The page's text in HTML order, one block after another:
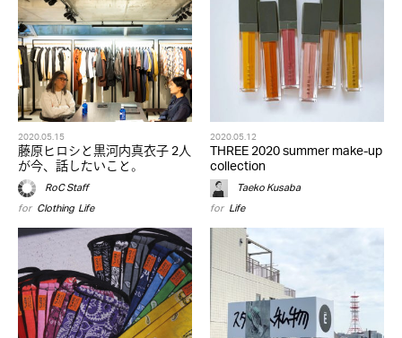
2020.05.15
藤原ヒロシと黒河内真衣子 2人
が今、話したいこと。
RoC Staff
for Clothing,Life
2020.05.12
THREE 2020 summer make-up
collection
Taeko Kusaba
for Life